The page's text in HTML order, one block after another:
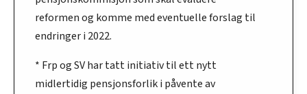
reformen og komme med eventuelle forslag til
endringer i 2022.
* Frp og SV har tatt initiativ til ett nytt
midlertidig pensjonsforlik i påvente av